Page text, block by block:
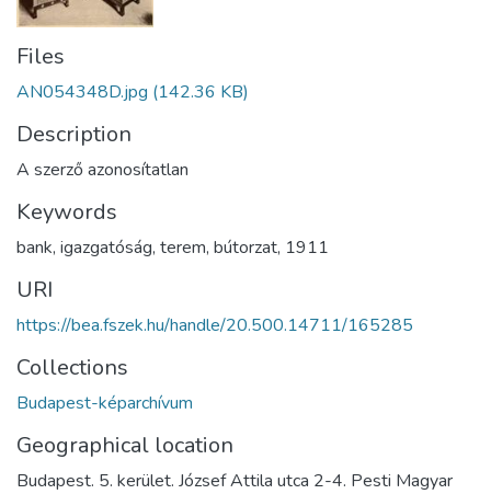
Files
AN054348D.jpg (142.36 KB)
Description
A szerző azonosítatlan
Keywords
bank, igazgatóság, terem, bútorzat, 1911
URI
https://bea.fszek.hu/handle/20.500.14711/165285
Collections
Budapest-képarchívum
Geographical location
Budapest. 5. kerület. József Attila utca 2-4. Pesti Magyar